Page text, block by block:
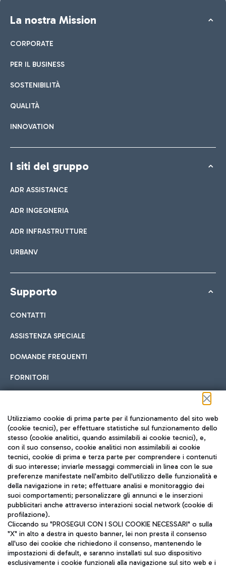
La nostra Mission
CORPORATE
PER IL BUSINESS
SOSTENIBILITÀ
QUALITÀ
INNOVATION
I siti del gruppo
ADR ASSISTANCE
ADR INGEGNERIA
ADR INFRASTRUTTURE
URBANV
Supporto
CONTATTI
ASSISTENZA SPECIALE
DOMANDE FREQUENTI
FORNITORI
Seguici sui social
TRAVEL JOURNAL
ITA
Utilizziamo cookie di prima parte per il funzionamento del sito web
(cookie tecnici), per effettuare statistiche sul funzionamento dello
stesso (cookie analitici, quando assimilabili ai cookie tecnici), e,
con il suo consenso, cookie analitici non assimilabili ai cookie
tecnici, cookie di prima e terza parte per comprendere i contenuti
di suo interesse; inviarle messaggi commerciali in linea con le sue
preferenze manifestate nell'ambito dell'utilizzo delle funzionalità e
della navigazione in rete; effettuare analisi e monitoraggio dei
suoi comportamenti; personalizzare gli annunci e le inserzioni
pubblicitari anche attraverso interazioni social network (cookie di
profilazione).
Cliccando su "PROSEGUI CON I SOLI COOKIE NECESSARI" o sulla
"X" in alto a destra in questo banner, lei non presta il consenso
all'uso dei cookie che richiedono il consenso, mantenendo le
impostazioni di default, e saranno installati sul suo dispositivo
esclusivamente i cookie funzionali alla navigazione sul sito web e i